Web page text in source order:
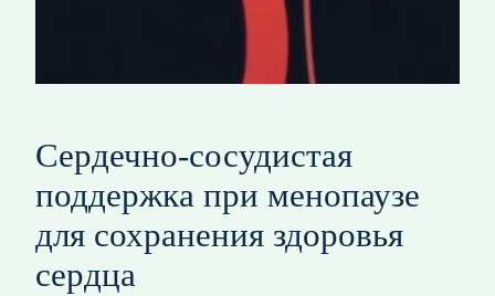
Сердечно-сосудистая
поддержка при менопаузе
для сохранения здоровья
сердца